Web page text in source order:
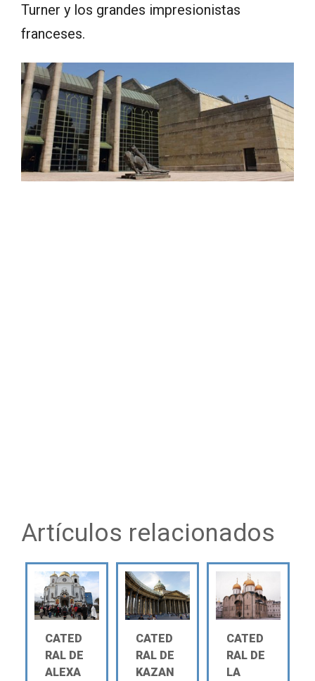
Turner y los grandes impresionistas
franceses.
Artículos relacionados
CATED
RAL DE
ALEXA
CATED
RAL DE
KAZAN
CATED
RAL DE
LA